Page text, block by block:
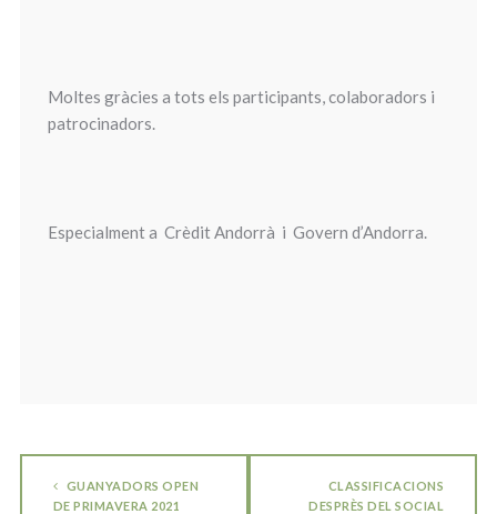
Moltes gràcies a tots els participants, colaboradors i
patrocinadors.
Especialment a Crèdit Andorrà i Govern d’Andorra.
GUANYADORS OPEN
DE PRIMAVERA 2021
CLASSIFICACIONS
DESPRÈS DEL SOCIAL